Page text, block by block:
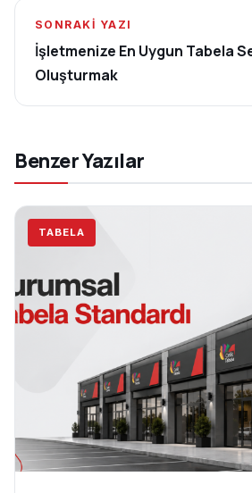
SONRAKI YAZI
İşletmenize En Uygun Tabela
Oluşturmak
Benzer Yazılar
TABELA